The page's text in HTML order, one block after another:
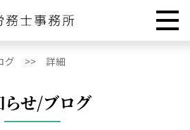
グ >> 詳細
らせ/ブログ